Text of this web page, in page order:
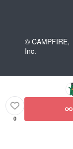
© CAMPFIRE,
Inc.
0